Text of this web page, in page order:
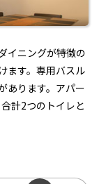
イニングが特徴の
ます。専用バスル
あります。アパー
計2つのトイレと